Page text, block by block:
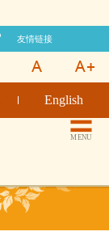
友情链接
English
MENU